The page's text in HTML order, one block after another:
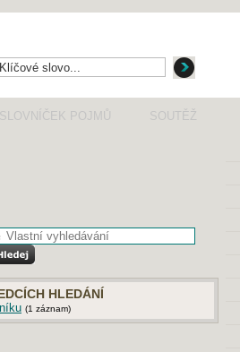
SLOVNÍČEK POJMŮ SOUTĚŽ
HLEDÁNÍ
(1 záznam)